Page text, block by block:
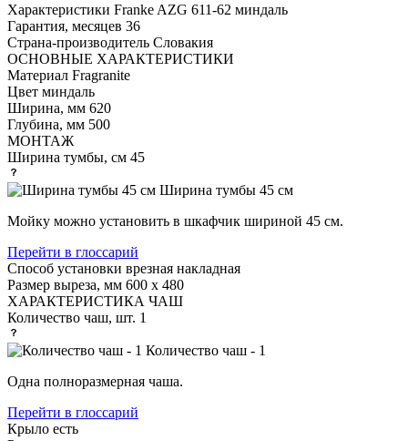
Характеристики Franke AZG 611-62 миндаль
Гарантия, месяцев 36
Страна-производитель Словакия
ОСНОВНЫЕ ХАРАКТЕРИСТИКИ
Материал Fragranite
Цвет миндаль
Ширина, мм 620
Глубина, мм 500
МОНТАЖ
Ширина тумбы, см 45
Ширина тумбы 45 см
Мойку можно установить в шкафчик шириной 45 см.
Перейти в глоссарий
Способ установки врезная накладная
Размер выреза, мм 600 х 480
ХАРАКТЕРИСТИКА ЧАШ
Количество чаш, шт. 1
Количество чаш - 1
Одна полноразмерная чаша.
Перейти в глоссарий
Крыло есть